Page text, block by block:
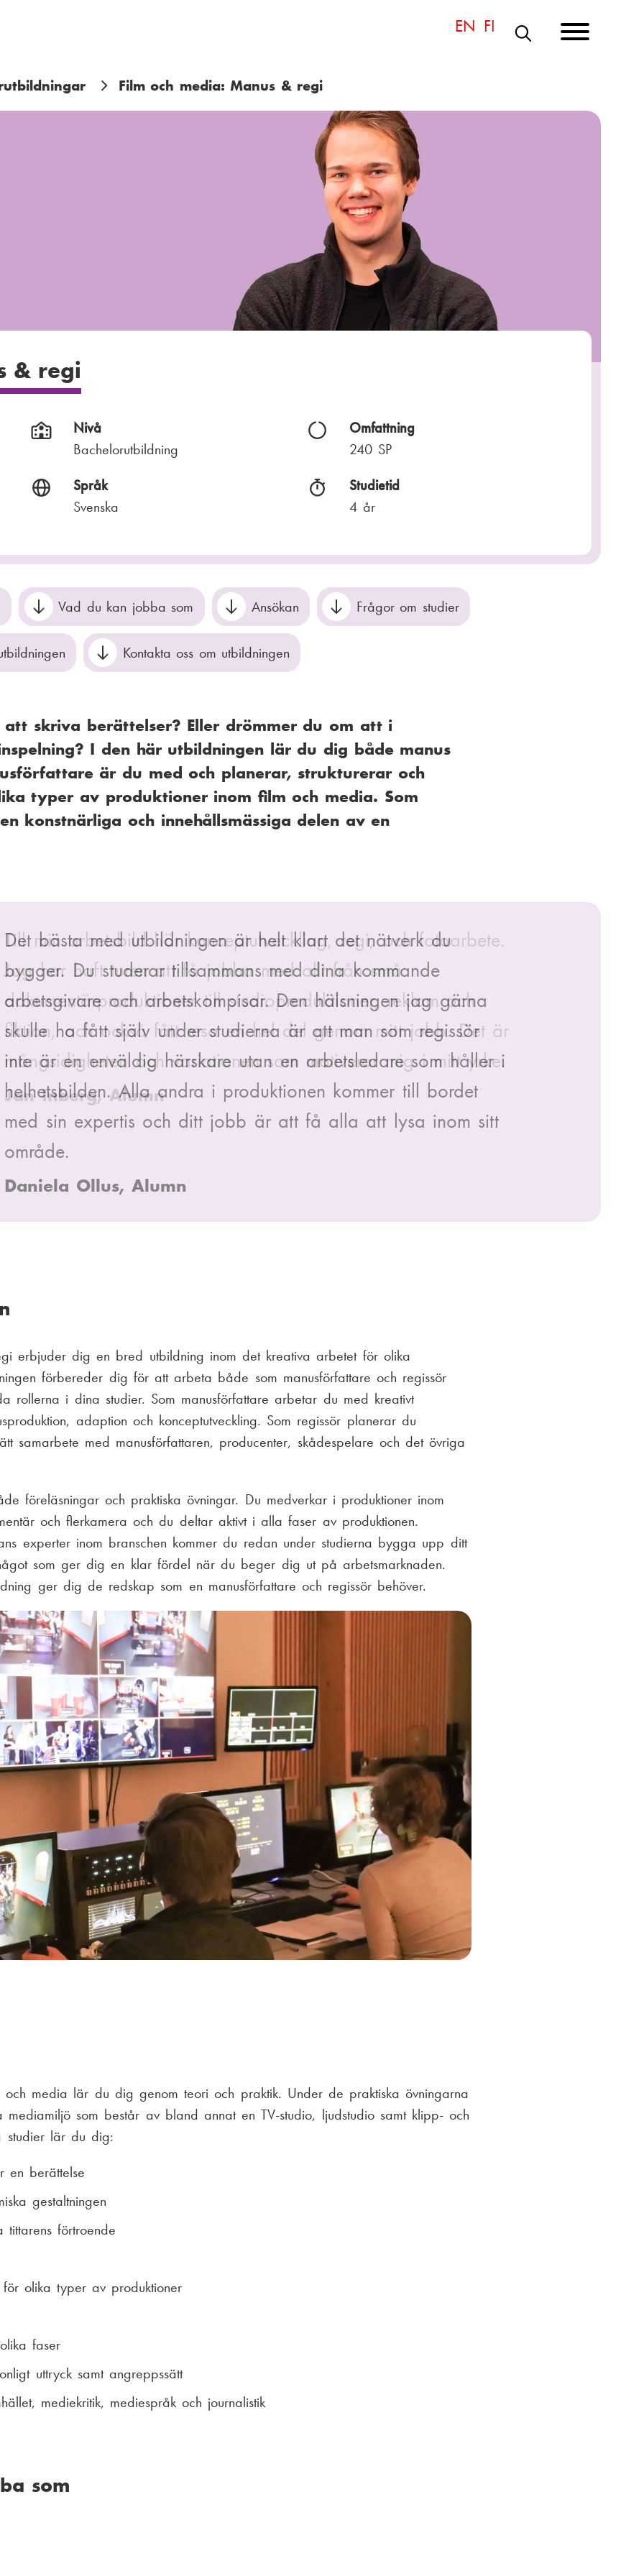
S
Film och media: Manus & regi
& regi
Nivå
Bachelorutbildning
Språk
Svenska
Omfattning
240 SP
Studietid
4 år
Vad du kan jobba som Ansökan Frågor om studier
Kontakta oss om utbildningen
skriva berättelser? Eller drömmer du om att i
I den här utbildningen lär du dig både manus
är du med och planerar, strukturerar och
typer av produktioner inom film och media. Som
konstnärliga och innehållsmässiga delen av en
Daniela Ollus, Alumn
Det bästa med utbildningen är helt klart det nätverk du
bygger. Du studerar tillsammans med dina kommande
arbetsgivare och arbetskompisar. Den hälsningen jag gärna
skulle ha fått själv under studierna är att man som regissör
inte är en enväldig härskare utan en arbetsledare som håller i
helhetsbilden. Alla andra i produktionen kommer till bordet
med sin expertis och ditt jobb är att få alla att lysa inom sitt
område.
erbjuder dig en bred utbildning inom det kreativa arbetet för olika
förbereder dig för att arbeta både som manusförfattare och regissör
i dina studier. Som manusförfattare arbetar du med kreativt
adaption och konceptutveckling. Som regissör planerar du
samarbete med manusförfattaren, producenter, skådespelare och det övriga
föreläsningar och praktiska övningar. Du medverkar i produktioner inom
och flerkamera och du deltar aktivt i alla faser av produktionen.
experter inom branschen kommer du redan under studierna bygga upp ditt
som ger dig en klar fördel när du beger dig ut på arbetsmarknaden.
ger dig de redskap som en manusförfattare och regissör behöver.
och media lär du dig genom teori och praktik. Under de praktiska övningarna
som består av bland annat en TV-studio, ljudstudio samt klipp- och
studier lär du dig:
en berättelse
gestaltningen
förtroende
olika typer av produktioner
faser
uttryck samt angreppssätt
mediekritik, mediespråk och journalistik
som